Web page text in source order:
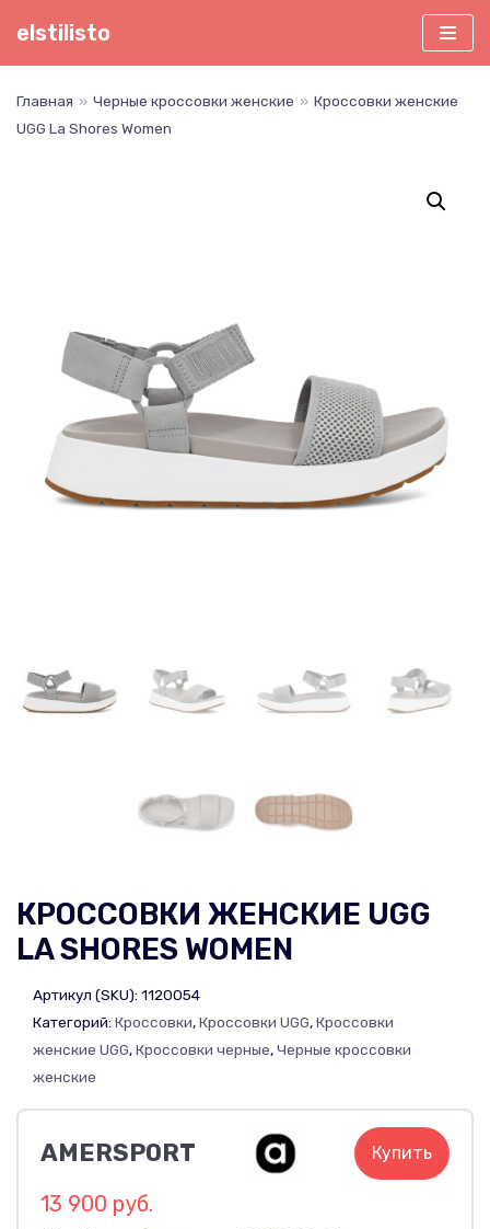
Перейти
elstilisto
Главная » Черные кроссовки женские » Кроссовки женские
UGG La Shores Women
КРОССОВКИ ЖЕНСКИЕ UGG
LA SHORES WOMEN
Артикул (SKU): 1120054
Категорий: Кроссовки,Кроссовки UGG,Кроссовки
женские UGG,Кроссовки черные,Черные кроссовки
женские
AMERSPORT Купить
13 900 руб.